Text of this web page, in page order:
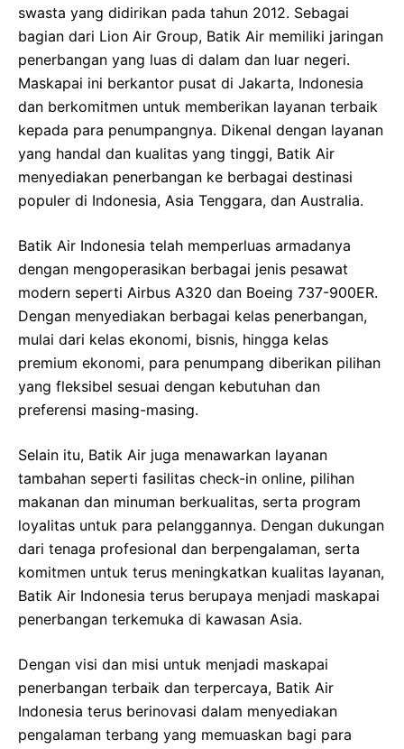
swasta yang didirikan pada tahun 2012. Sebagai
bagian dari Lion Air Group, Batik Air memiliki jaringan
penerbangan yang luas di dalam dan luar negeri.
Maskapai ini berkantor pusat di Jakarta, Indonesia
dan berkomitmen untuk memberikan layanan terbaik
kepada para penumpangnya. Dikenal dengan layanan
yang handal dan kualitas yang tinggi, Batik Air
menyediakan penerbangan ke berbagai destinasi
populer di Indonesia, Asia Tenggara, dan Australia.
Batik Air Indonesia telah memperluas armadanya
dengan mengoperasikan berbagai jenis pesawat
modern seperti Airbus A320 dan Boeing 737-900ER.
Dengan menyediakan berbagai kelas penerbangan,
mulai dari kelas ekonomi, bisnis, hingga kelas
premium ekonomi, para penumpang diberikan pilihan
yang fleksibel sesuai dengan kebutuhan dan
preferensi masing-masing.
Selain itu, Batik Air juga menawarkan layanan
tambahan seperti fasilitas check-in online, pilihan
makanan dan minuman berkualitas, serta program
loyalitas untuk para pelanggannya. Dengan dukungan
dari tenaga profesional dan berpengalaman, serta
komitmen untuk terus meningkatkan kualitas layanan,
Batik Air Indonesia terus berupaya menjadi maskapai
penerbangan terkemuka di kawasan Asia.
Dengan visi dan misi untuk menjadi maskapai
penerbangan terbaik dan terpercaya, Batik Air
Indonesia terus berinovasi dalam menyediakan
pengalaman terbang yang memuaskan bagi para